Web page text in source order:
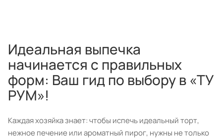
Идеальная выпечка
начинается с правильных
форм: Ваш гид по выбору в «ТУ
РУМ»!
Каждая хозяйка знает: чтобы испечь идеальный торт,
нежное печение или ароматный пирог, нужны не только